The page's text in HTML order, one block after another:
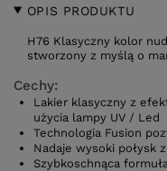
OPIS PRODUKTU
H76 Klasyczny kolor
stworzony z myślą o
Cechy:
Lakier klasyczny z
użycia lampy UV / Led
Technologia Fusion
Nadaje wysoki połysk
Szybkoschnąca